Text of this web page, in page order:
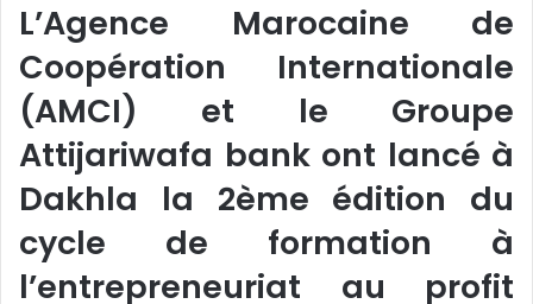
L’Agence Marocaine de
Coopération Internationale
(AMCI) et le Groupe
Attijariwafa bank ont lancé à
Dakhla la 2ème édition du
cycle de formation à
l’entrepreneuriat au profit